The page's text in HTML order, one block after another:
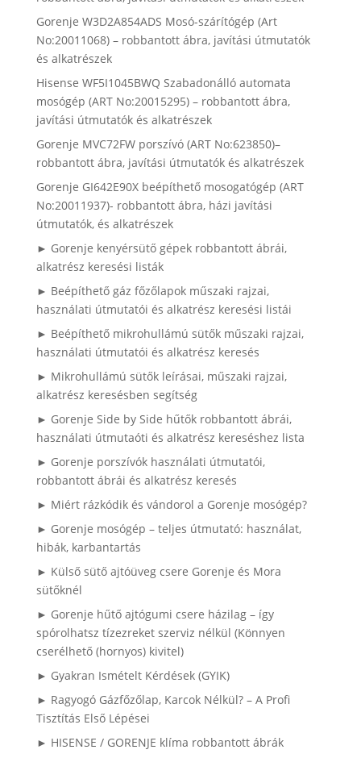
Gorenje W3D2A854ADS Mosó-szárítógép (Art
No:20011068) – robbantott ábra, javítási útmutatók
és alkatrészek
Hisense WF5I1045BWQ Szabadonálló automata
mosógép (ART No:20015295) – robbantott ábra,
javítási útmutatók és alkatrészek
Gorenje MVC72FW porszívó (ART No:623850)–
robbantott ábra, javítási útmutatók és alkatrészek
Gorenje GI642E90X beépíthető mosogatógép (ART
No:20011937)- robbantott ábra, házi javítási
útmutatók, és alkatrészek
► Gorenje kenyérsütő gépek robbantott ábrái,
alkatrész keresési listák
► Beépíthető gáz főzőlapok műszaki rajzai,
használati útmutatói és alkatrész keresési listái
► Beépíthető mikrohullámú sütők műszaki rajzai,
használati útmutatói és alkatrész keresés
► Mikrohullámú sütők leírásai, műszaki rajzai,
alkatrész keresésben segítség
► Gorenje Side by Side hűtők robbantott ábrái,
használati útmutaóti és alkatrész kereséshez lista
► Gorenje porszívók használati útmutatói,
robbantott ábrái és alkatrész keresés
► Miért rázkódik és vándorol a Gorenje mosógép?
► Gorenje mosógép – teljes útmutató: használat,
hibák, karbantartás
► Külső sütő ajtóüveg csere Gorenje és Mora
sütőknél
► Gorenje hűtő ajtógumi csere házilag – így
spórolhatsz tízezreket szerviz nélkül (Könnyen
cserélhető (hornyos) kivitel)
► Gyakran Ismételt Kérdések (GYIK)
► Ragyogó Gázfőzőlap, Karcok Nélkül? – A Profi
Tisztítás Első Lépései
► HISENSE / GORENJE klíma robbantott ábrák